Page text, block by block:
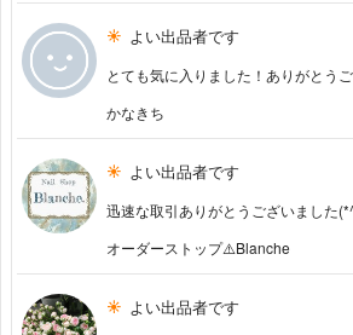
よい出品者です
とても気に入りました！ありがとう
かなきち
よい出品者です
迅速な取引ありがとうございました
オーダーストップ⚠️Blanche
よい出品者です